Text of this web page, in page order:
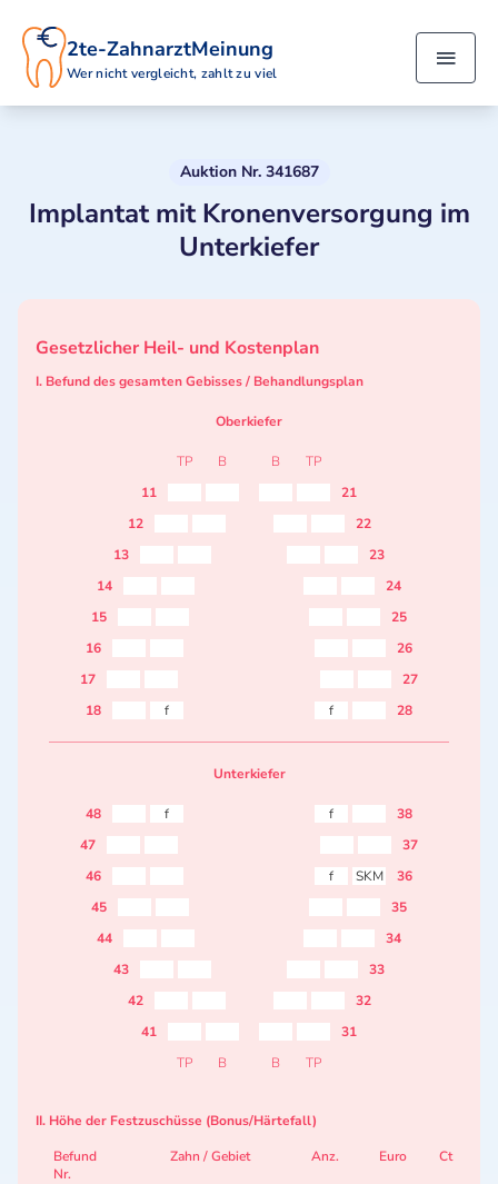
2te-ZahnarztMeinung
Wer nicht vergleicht, zahlt zu viel
Auktion Nr. 341687
Implantat mit Kronenversorgung im
Unterkiefer
Gesetzlicher Heil- und Kostenplan
I. Befund des gesamten Gebisses / Behandlungsplan
Oberkiefer
TP B B
TP
11
21
12
22
13
23
14
24
15
25
16
26
17
27
18
f f 28
Unterkiefer
48 f f
38
47
37
46
f SKM
36
45
35
44
34
43
33
42
32
41
31
TP
B B TP
II. Höhe der Festzuschüsse (Bonus/Härtefall)
Befund
Nr.
Zahn / Gebiet Anz. Euro Ct